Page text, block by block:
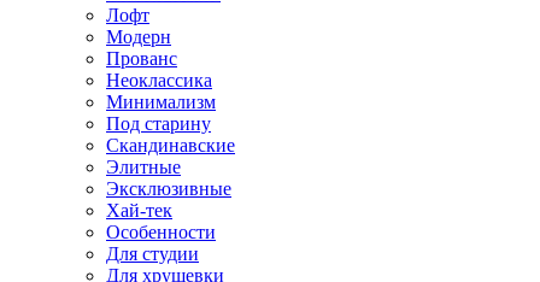
Лофт
Модерн
Прованс
Неоклассика
Минимализм
Под старину
Скандинавские
Элитные
Эксклюзивные
Хай-тек
Особенности
Для студии
Для хрущевки